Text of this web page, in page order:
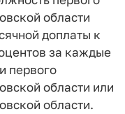
области
доплаты к
за каждые
первого
области или
области.